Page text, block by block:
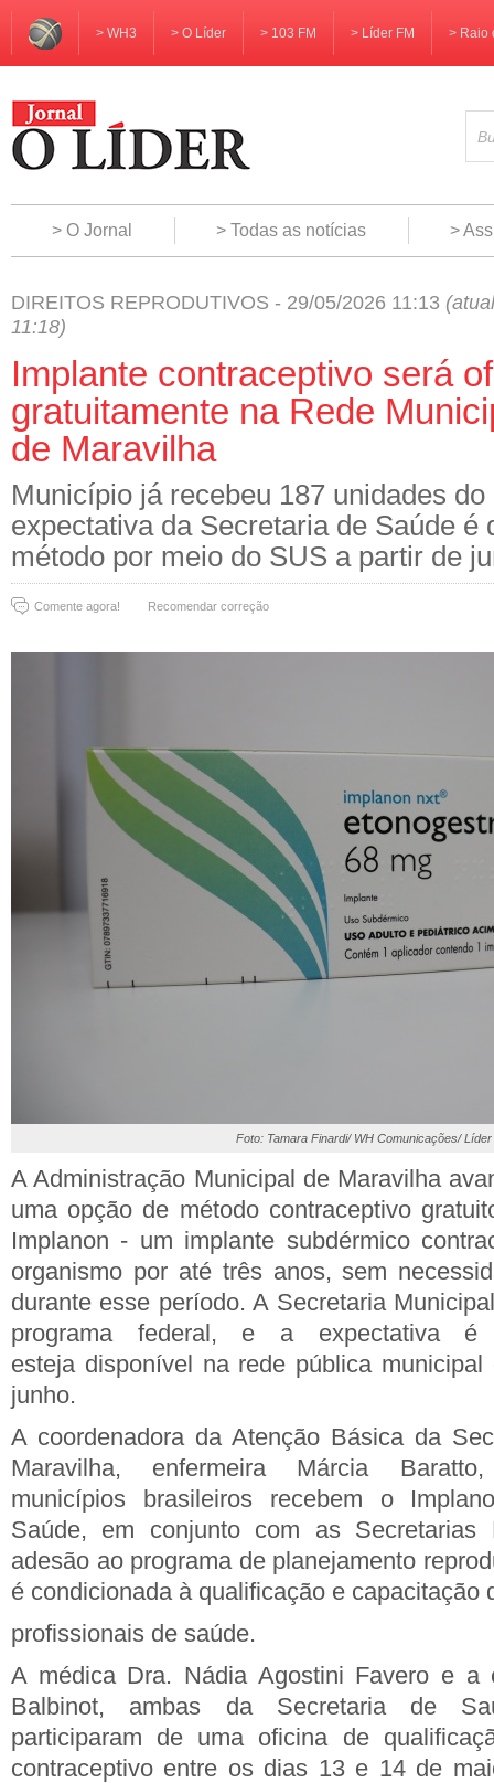
> WH3 > O Líder > 103 FM > Líder FM > Raio
> O Jornal > Todas as notícias >
DIREITOS REPRODUTIVOS - 29/05/2026 11:13
11:18)
Implante contraceptivo será
gratuitamente na Rede
de Maravilha
Município já recebeu 187 unidades
expectativa da Secretaria de Saúde é
método por meio do SUS a partir de
Comente agora! Recomendar correção
Foto: Tamara Finardi/ WH Comunicações/ Líder
A Administração Municipal de Maravilha
uma opção de método contraceptivo
Implanon - um implante subdérmico
organismo por até três anos, sem
durante esse período. A Secretaria
programa federal, e a expectativa
esteja disponível na rede pública
junho.
A coordenadora da Atenção Básica da
Maravilha, enfermeira Márcia
municípios brasileiros recebem o
Saúde, em conjunto com as Secretarias
adesão ao programa de planejamento
é condicionada à qualificação e capacitação
profissionais de saúde.
A médica Dra. Nádia Agostini Favero e a
Balbinot, ambas da Secretaria de
participaram de uma oficina de
contraceptivo entre os dias 13 e 14 de